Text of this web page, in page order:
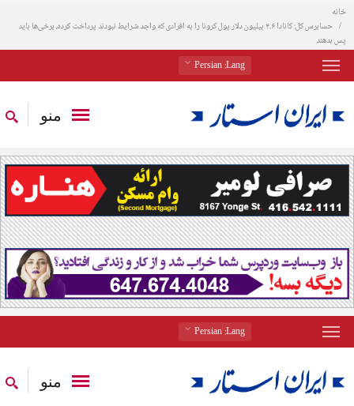
خانه
حسابرس کل: کانادا ۴.۶ بیلیون دلار پول کرونا را به افرادی که واجد شرایط نبودند پرداخت کرده، برخی‌ها باید
پس بدهند
Lang
: Persian
منو
Lang
: Persian
منو